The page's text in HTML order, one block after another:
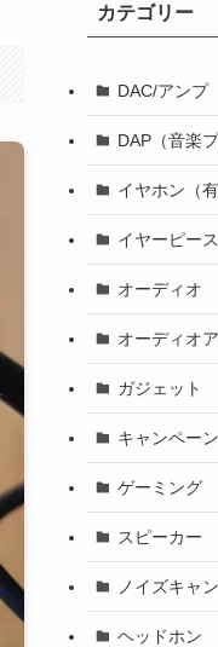
カテゴリー
DAC/アンプ
DAP（音楽
イヤホン（有
イヤーピース
オーディオ
オーディオ
ガジェット
キャンペーン
ゲーミング
スピーカー
ノイズキャ
ヘッドホン